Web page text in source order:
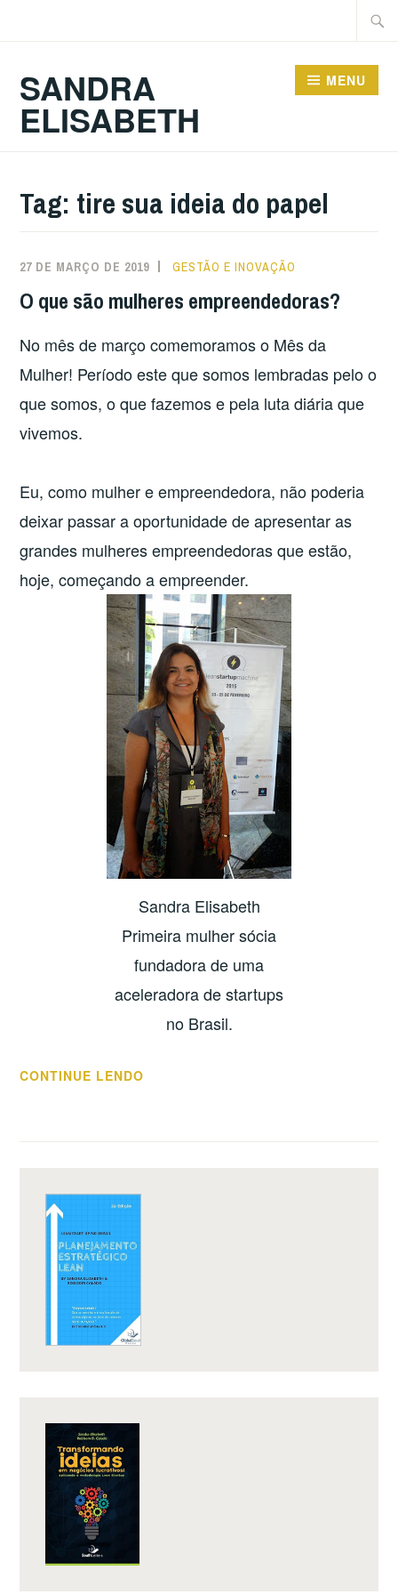
SANDRA
ELISABETH
MENU
Tag: tire sua ideia do papel
27 DE MARÇO DE 2019 GESTÃO E INOVAÇÃO
O que são mulheres empreendedoras?
No mês de março comemoramos o Mês da
Mulher! Período este que somos lembradas pelo o
que somos, o que fazemos e pela luta diária que
vivemos.
Eu, como mulher e empreendedora, não poderia
deixar passar a oportunidade de apresentar as
grandes mulheres empreendedoras que estão,
hoje, começando a empreender.
Sandra Elisabeth
Primeira mulher sócia
fundadora de uma
aceleradora de startups
no Brasil.
CONTINUE LENDO